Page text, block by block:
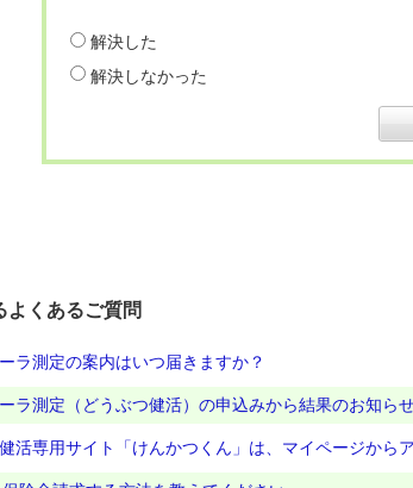
解決した
解決しなかった
よくあるご質問
ラ測定の案内はいつ届きますか？
ラ測定（どうぶつ健活）の申込みから結果のお知ら
活専用サイト「けんかつくん」は、マイページから